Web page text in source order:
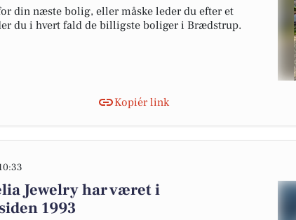
din næste bolig, eller måske leder du efter et
du i hvert fald de billigste boliger i Brædstrup.
Kopiér link
Jewelry har været i
1993